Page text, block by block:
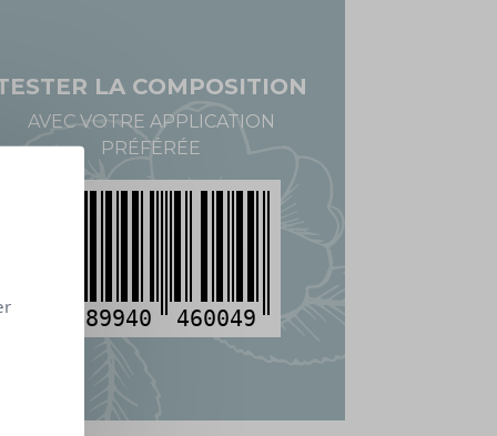
LA COMPOSITION
AVEC VOTRE APPLICATION
PRÉFÉRÉE
489940 460049